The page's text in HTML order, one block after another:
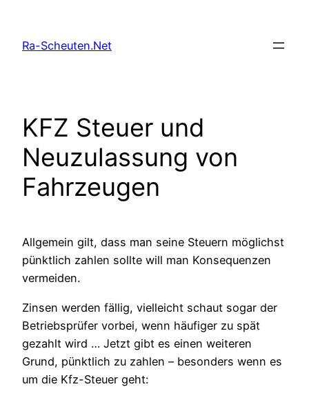
springen
Ra-Scheuten.Net
KFZ Steuer und
Neuzulassung von
Fahrzeugen
Allgemein gilt, dass man seine Steuern möglichst
pünktlich zahlen sollte will man Konsequenzen
vermeiden.
Zinsen werden fällig, vielleicht schaut sogar der
Betriebsprüfer vorbei, wenn häufiger zu spät
gezahlt wird … Jetzt gibt es einen weiteren
Grund, pünktlich zu zahlen – besonders wenn es
um die Kfz-Steuer geht: